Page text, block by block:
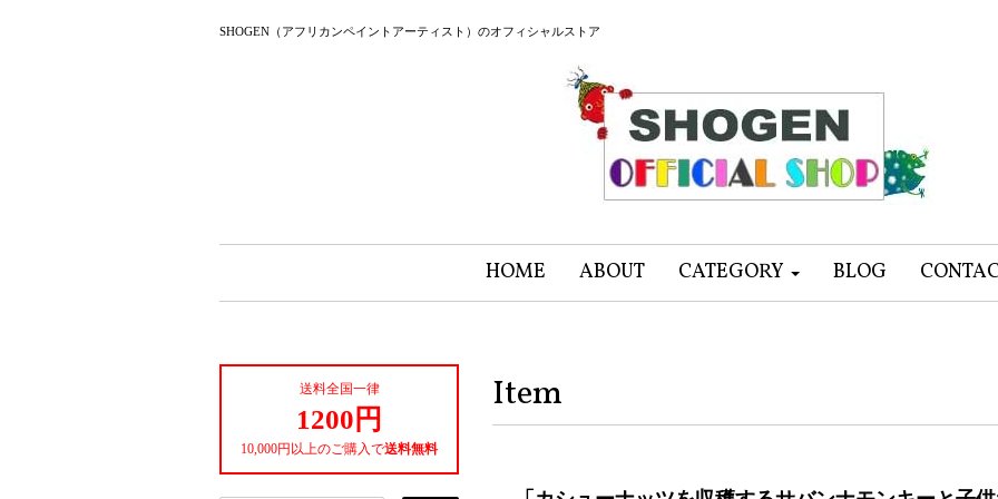
SHOGEN（アフリカンペイントアーティスト）のオフィシャルストア
HOME ABOUT CATEGORY BLOG
Item
送料全国一律
1200円
10,000円以上のご購入で送料無料